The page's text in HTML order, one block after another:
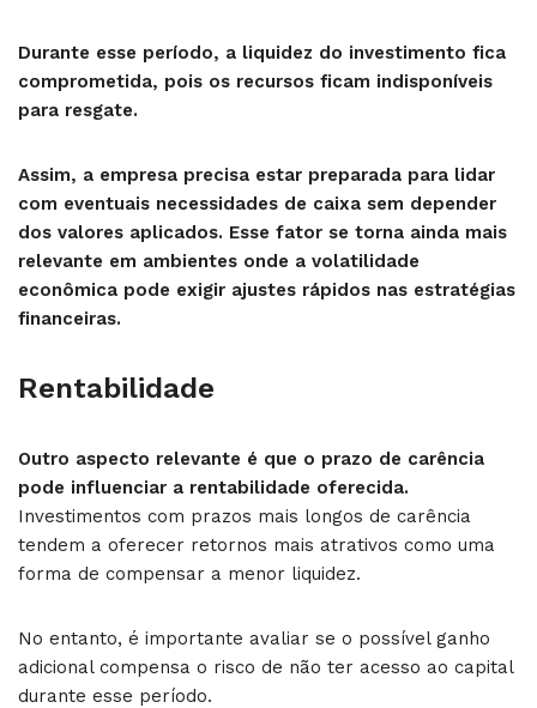
Durante esse período, a liquidez do investimento fica
comprometida, pois os recursos ficam indisponíveis
para resgate.
Assim, a empresa precisa estar preparada para lidar
com eventuais necessidades de caixa sem depender
dos valores aplicados. Esse fator se torna ainda mais
relevante em ambientes onde a volatilidade
econômica pode exigir ajustes rápidos nas estratégias
financeiras.
Rentabilidade
Outro aspecto relevante é que o prazo de carência
pode influenciar a rentabilidade oferecida.
Investimentos com prazos mais longos de carência
tendem a oferecer retornos mais atrativos como uma
forma de compensar a menor liquidez.
No entanto, é importante avaliar se o possível ganho
adicional compensa o risco de não ter acesso ao capital
durante esse período.